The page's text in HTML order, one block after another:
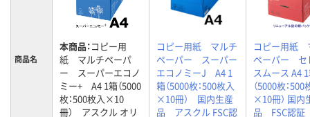
商品名
本商品：コピー用
紙 マルチペーパ
ー スーパーエコノ
ミー+ A4 1箱（5000
枚：500枚入×10
冊） アスクル オリ
コピー用紙 マルチ
ペーパー スーパー
エコノミーJ A4 1
箱（5000枚：500枚入
×10冊） 国内生産
品 アスクル FSC認
コピー用紙
ペーパー セ
スムース A4
（5000枚：500
×10冊） 国内
品 FSC認